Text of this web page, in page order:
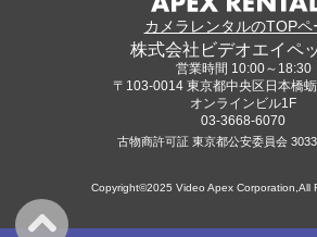
カメラレンタルのTOPペ
株式会社ビデオエイペ
営業時間 10:00～18:30
〒103-0014 東京都中央区日本橋
オンラインビル1F
03-3668-6070
古物商許可証 東京都公安委員会
Copyright©2025 Video Apex Corporation,All